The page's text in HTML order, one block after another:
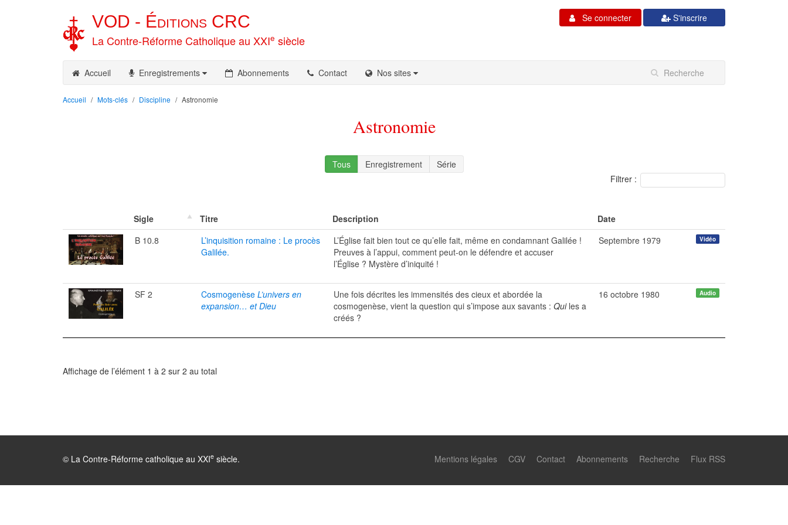
VOD - Éditions CRC
La Contre-Réforme Catholique au XXIe siècle
S'inscrire
Se connecter
Accueil Enregistrements Abonnements Contact Nos sites
Accueil Mots-clés Discipline Astronomie
Astronomie
Tous Enregistrement
Série
Filtrer :
Sigle Titre Description
Date
B 10.8
L’inquisition romaine : Le procès
Galilée.
L’Église fait bien tout ce qu’elle fait, même en condamnant Galilée !
Preuves à l’appui, comment peut-on le défendre et accuser
l’Église ? Mystère d’iniquité !
Vidéo
Septembre 1979
SF 2 Cosmogenèse L’univers en
expansion… et Dieu
Une fois décrites les immensités des cieux et abordée la
cosmogenèse, vient la question qui s’impose aux savants : Quiles a
créés ?
Audio
16 octobre 1980
Affichage de l’élément 1 à 2 sur 2 au total
© La Contre-Réforme catholique au XXIe siècle. Mentions légales CGV Contact Abonnements Recherche Flux RSS